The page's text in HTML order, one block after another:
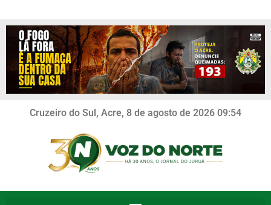
Cruzeiro do Sul, Acre, 8 de agosto de 2026 09:54